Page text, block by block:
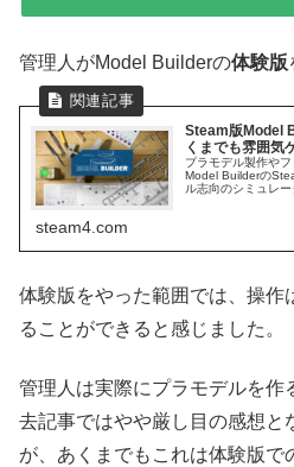
管理人がModel Builderの体験版
Steam版Model
くまでも雰囲気
プラモデル製作や
Model Builderの
ル志向のシミュレ
steam4.com
体験版をやった範囲では、操作
ることができると感じました。
管理人は実際にプラモデルを作
去記事ではやや厳し目の感想と
が、あくまでもこれは体験版で